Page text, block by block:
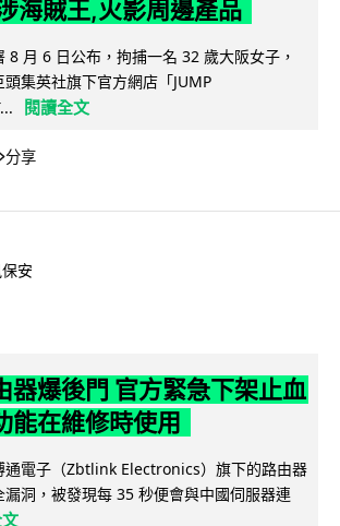
海賊王,火影周邊產品
8 月 6 日公布，拘捕一名 32 歲大阪女子，
集英社旗下官方網店「JUMP
閱讀全文
分享
安
器爆後門 官方緊急下架止血
能在維修時使用
通電子（Zbtlink Electronics）旗下的路由器
漏洞，被發現每 35 秒便會與中國伺服器連